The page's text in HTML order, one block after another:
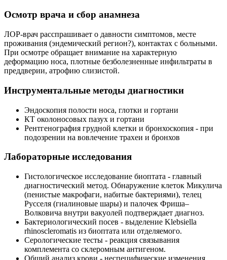
Осмотр врача и сбор анамнеза
ЛОР-врач расспрашивает о давности симптомов, месте
проживания (эндемический регион?), контактах с больными.
При осмотре обращает внимание на характерную
деформацию носа, плотные безболезненные инфильтраты в
преддверии, атрофию слизистой.
Инструментальные методы диагностики
Эндоскопия полости носа, глотки и гортани
КТ околоносовых пазух и гортани
Рентгенография грудной клетки и бронхоскопия - при
подозрении на вовлечение трахеи и бронхов
Лабораторные исследования
Гистологическое исследование биоптата - главный
диагностический метод. Обнаружение клеток Микулича
(пенистые макрофаги, набитые бактериями), телец
Русселя (гиалиновые шары) и палочек Фриша–
Волковича внутри вакуолей подтверждает диагноз.
Бактериологический посев - выделение Klebsiella
rhinoscleromatis из биоптата или отделяемого.
Серологические тесты - реакция связывания
комплемента со склеромным антигеном.
Общий анализ крови - неспецифические изменения